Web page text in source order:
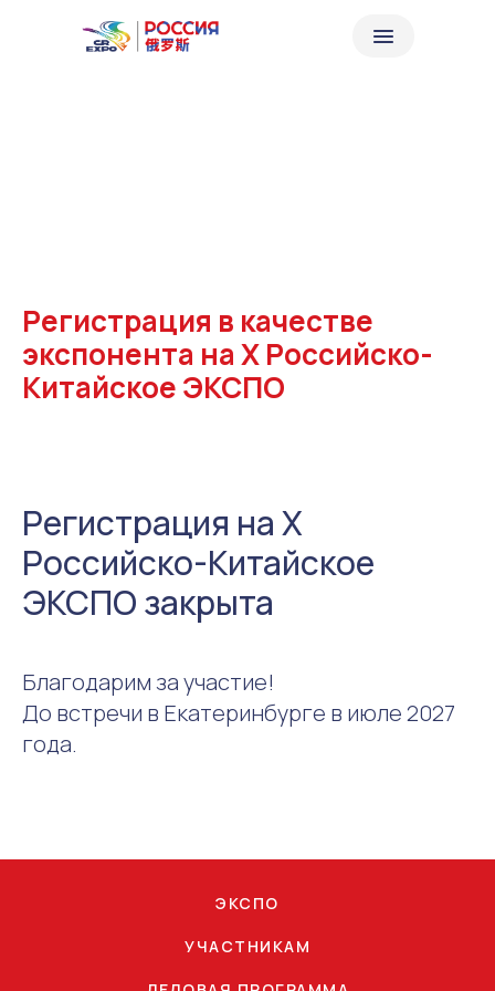
Регистрация в качестве
экспонента на X Российско-
Китайское ЭКСПО
Регистрация на X
Российско-Китайское
ЭКСПО закрыта
Благодарим за участие!
До встречи в Екатеринбурге в июле 2027
года.
ЭКСПО
УЧАСТНИКАМ